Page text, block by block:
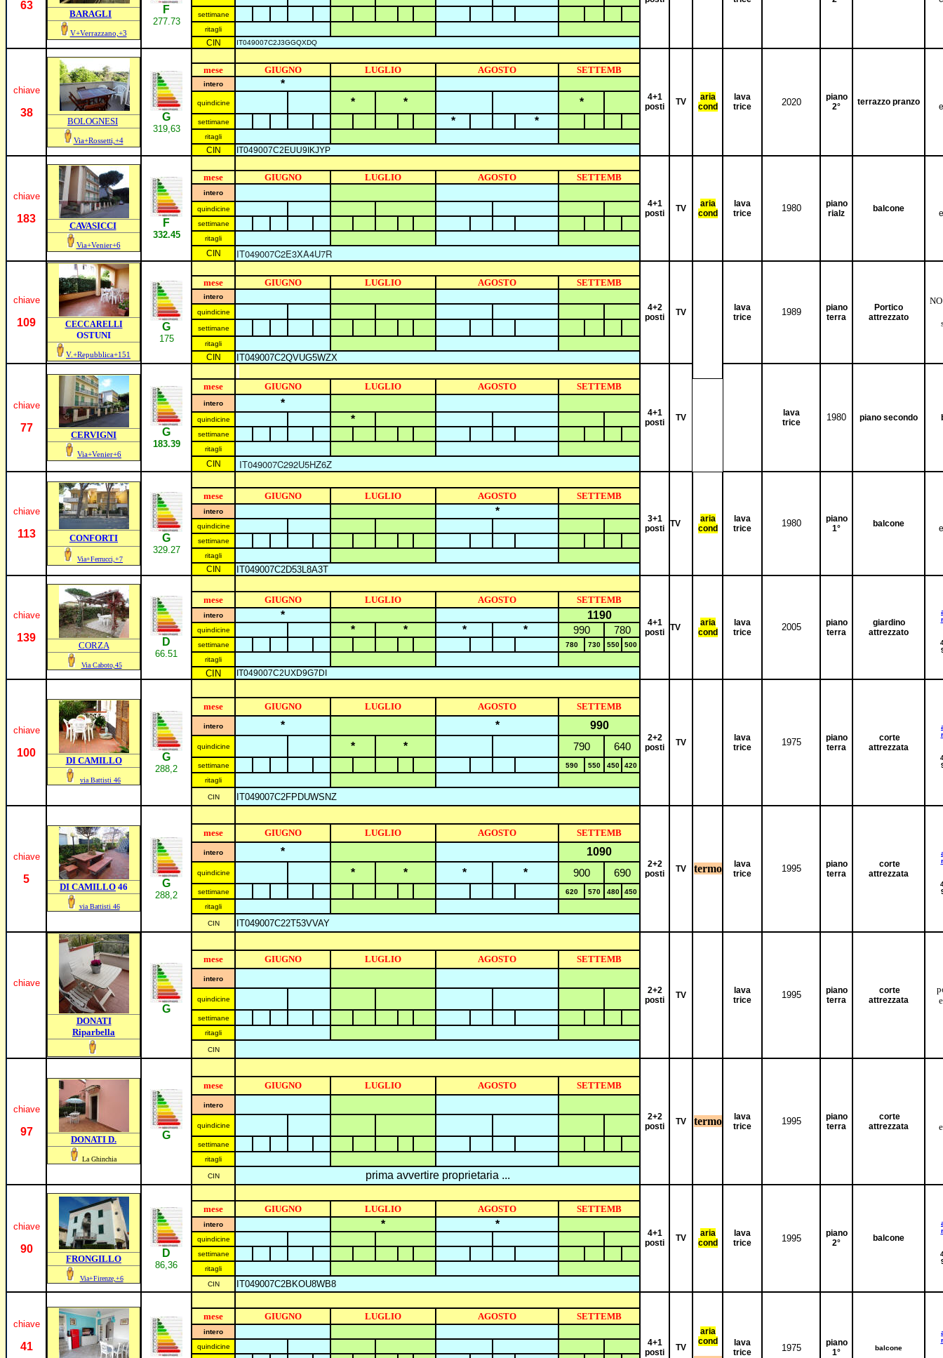
63
BARAGLI
V+Verrazzano,+3
F
277.73
settimane
ritagli
CIN IT049007C2J3GGQXDQ
chiave
38
BOLOGNESI
Via+Rossetti,+4
G
319,63
4+1
posti
TV
aria
cond
lava
trice
2020
piano
2°
terrazzo pranzo
mese GIUGNO LUGLIO AGOSTO SETTEMB
intero *
quindicine * * *
settimane * *
ritagli
CIN IT049007C2EUU9IKJYP
chiave
183
CAVASICCI
Via+Venier+6
F
332.45
4+1
posti
TV
aria
cond
lava
trice
1980
piano
rialz
balcone
mese GIUGNO LUGLIO AGOSTO SETTEMB
intero
quindicine
settimane
ritagli
CIN IT049007C2E3XA4U7R
chiave
109 CECCARELLI
OSTUNI
V.+Repubblica+151
G
175
4+2
posti
TV
lava
trice
1989
piano
terra
Portico
attrezzato
mese GIUGNO LUGLIO AGOSTO SETTEMB
intero
quindicine
settimane
ritagli
CIN IT049007C2QVUG5WZX
chiave
77
CERVIGNI
Via+Venier+6
G
183.39
4+1
posti
TV
lava
trice
1980 piano secondo
mese GIUGNO LUGLIO AGOSTO SETTEMB
intero *
quindicine *
settimane
ritagli
CIN IT049007C292U5HZ6Z
chiave
113 CONFORTI
Via+Ferrucci,+7
G
329.27
3+1
posti TV
aria
cond
lava
trice
1980
piano
1°
balcone
mese GIUGNO LUGLIO AGOSTO SETTEMB
intero *
quindicine
settimane
ritagli
CIN IT049007C2D53L8A3T
chiave
139
CORZA
Via Caboto,45
D
66.51
4+1
posti TV
aria
cond
lava
trice
2005
piano
terra
giardino
attrezzato
mese GIUGNO LUGLIO AGOSTO SETTEMB
intero * 1190
quindicine * * * * 990 780
settimane 780 730 550
500
ritagli
CIN IT049007C2UXD9G7DI
chiave
100
DI CAMILLO
via Battisti 46
G
288,2
2+2
posti
TV
lava
trice
1975
piano
terra
corte
attrezzata
mese GIUGNO LUGLIO AGOSTO SETTEMB
intero * * 990
quindicine * * 790 640
settimane 590 550 450
420
ritagli
CIN IT049007C2FPDUWSNZ
chiave
5
DI CAMILLO 46
via Battisti 46
G
288,2
2+2
posti
TV termo
lava
trice
1995
piano
terra
corte
attrezzata
mese GIUGNO LUGLIO AGOSTO SETTEMB
intero * 1090
quindicine * * * * 900 690
settimane 620 570 480
450
ritagli
CIN IT049007C22T53VVAY
chiave
DONATI
Riparbella
G
2+2
posti
TV
lava
trice
1995
piano
terra
corte
attrezzata
mese GIUGNO LUGLIO AGOSTO SETTEMB
intero
quindicine
settimane
ritagli
CIN
chiave
97
DONATI D.
La Ghinchia
G
2+2
posti
TV termo
lava
trice
1995
piano
terra
corte
attrezzata
mese GIUGNO LUGLIO AGOSTO SETTEMB
intero
quindicine
settimane
ritagli
CIN prima avvertire proprietaria ...
chiave
90
FRONGILLO
Via+Firenze,+6
D
86,36
4+1
posti
TV
aria
cond
lava
trice
1995
piano
2°
balcone
mese GIUGNO LUGLIO AGOSTO SETTEMB
intero * *
quindicine
settimane
ritagli
CIN
IT049007C2BKOU8WB8
chiave
41
4+1
posti
TV
aria
cond
lava
trice
1975
piano
1°
balcone
mese GIUGNO LUGLIO AGOSTO SETTEMB
intero
quindicine